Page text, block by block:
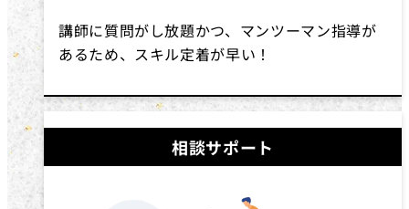
講師に質問がし放題かつ、マンツーマン指導が
あるため、スキル定着が早い！
相談サポート